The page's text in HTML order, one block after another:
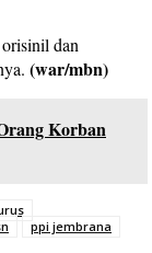
dan
(war/mbn)
Korban
ppi jembrana